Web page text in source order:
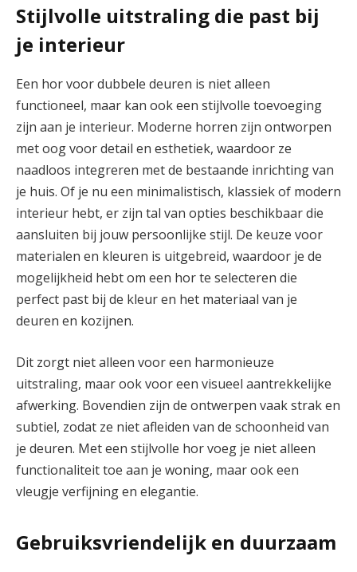
Stijlvolle uitstraling die past bij
je interieur
Een hor voor dubbele deuren is niet alleen
functioneel, maar kan ook een stijlvolle toevoeging
zijn aan je interieur. Moderne horren zijn ontworpen
met oog voor detail en esthetiek, waardoor ze
naadloos integreren met de bestaande inrichting van
je huis. Of je nu een minimalistisch, klassiek of modern
interieur hebt, er zijn tal van opties beschikbaar die
aansluiten bij jouw persoonlijke stijl. De keuze voor
materialen en kleuren is uitgebreid, waardoor je de
mogelijkheid hebt om een hor te selecteren die
perfect past bij de kleur en het materiaal van je
deuren en kozijnen.
Dit zorgt niet alleen voor een harmonieuze
uitstraling, maar ook voor een visueel aantrekkelijke
afwerking. Bovendien zijn de ontwerpen vaak strak en
subtiel, zodat ze niet afleiden van de schoonheid van
je deuren. Met een stijlvolle hor voeg je niet alleen
functionaliteit toe aan je woning, maar ook een
vleugje verfijning en elegantie.
Gebruiksvriendelijk en duurzaam